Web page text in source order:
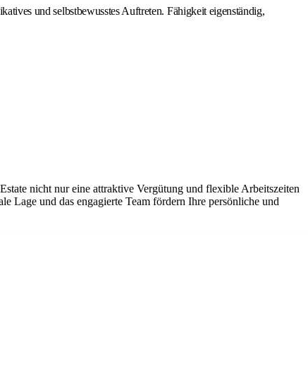
und selbstbewusstes Auftreten. Fähigkeit eigenständig,
nicht nur eine attraktive Vergütung und flexible Arbeitszeiten
Lage und das engagierte Team fördern Ihre persönliche und